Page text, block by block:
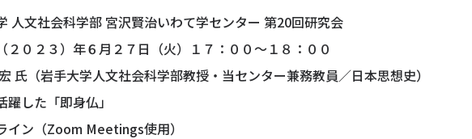
文社会科学部 宮沢賢治いわて学センター 第20回研究会
０２３）年６月２７日（火）１７：００～１８：００
（岩手大学人文社会科学部教授・当センター兼務教員／日本思想史）
した「即身仏」
ン（Zoom Meetings使用）